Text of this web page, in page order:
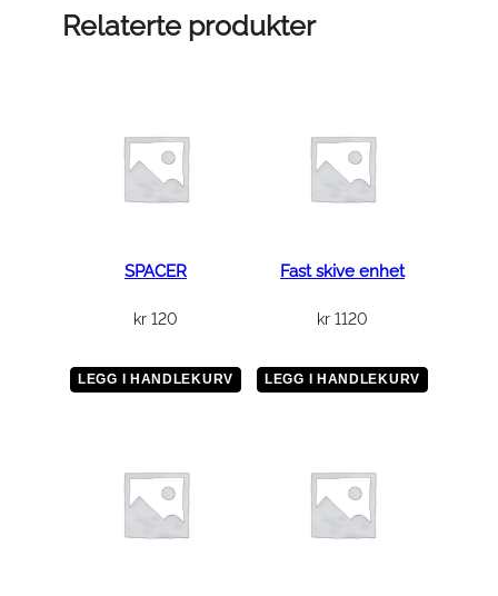
Relaterte produkter
SPACER
kr 120
LEGG I HANDLEKURV
Fast skive enhet
kr 1120
LEGG I HANDLEKURV